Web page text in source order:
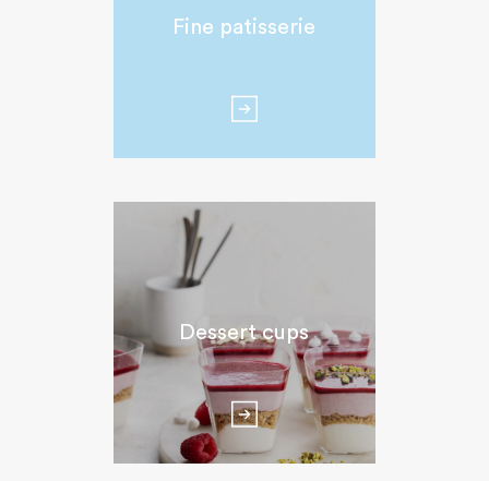
Fine patisserie
Dessert cups